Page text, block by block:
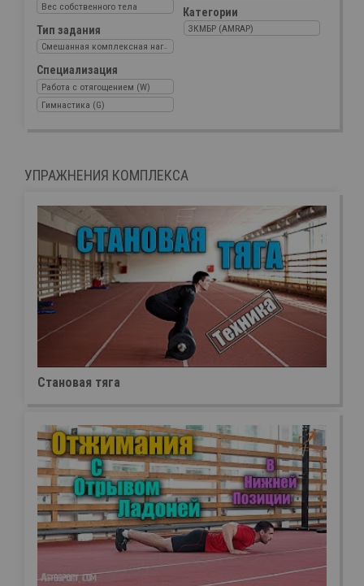
Вес собственного тела
Тип задания
Смешанная комплексная нагрузка
Специализация
Работа с отягощением (W)
Гимнастика (G)
Категории
ЗКМБР (AMRAP)
УПРАЖНЕНИЯ КОМПЛЕКСА
Становая тяга